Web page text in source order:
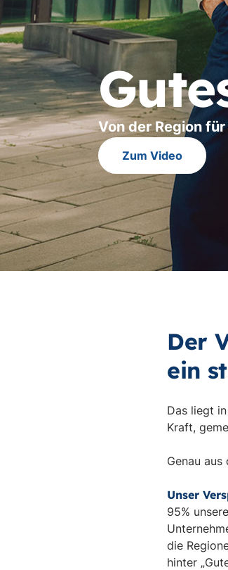
Von der Region
Zum Video
Der
ein
Das liegt
Kraft,
Genau
Unser
95%
die
hinter